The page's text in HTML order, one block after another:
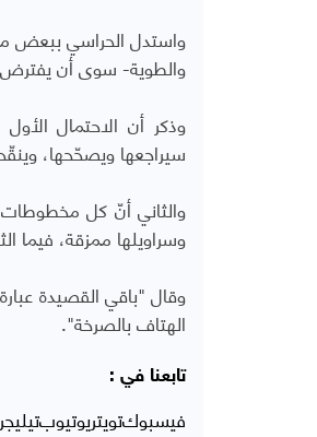
واستدل الحراسي ببعض
والطوية- سوى أن يفترض
وذكر أن الاحتمال
سيراجعها ويصحّحها،
والثاني أنّ كل مخطوطات
وسراويلها ممزقة، فيما
وقال "باقي القصيدة
الهتاف بالصرخة".
تابعنا في :
فيسبوكتويتريوتيوب